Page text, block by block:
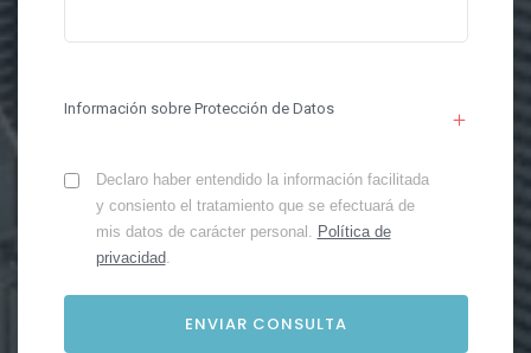
Información sobre Protección de Datos
Declaro haber entendido la información facilitada
y consiento el tratamiento que se efectuará de
mis datos de carácter personal. Política de
privacidad.